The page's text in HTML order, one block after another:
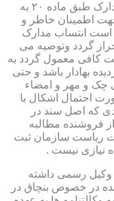
گرچه وظیفه کنترل اصالت خودرو وتائید مدارک طبق ماده ۲۰ به
اطمینان خاطر و
است انتساب مدارک
گردد وتوصیه می
کافی معمول گردد به
بهادار باشد و حتی
چک و مهر و امضاء
احتمال اشکال با
که اصل سند در
فروشنده مطالبه
به موافقت ریاست سازمان ثبت
نیازی نیست .
رسمی داشته
در خصوص بنچاق در